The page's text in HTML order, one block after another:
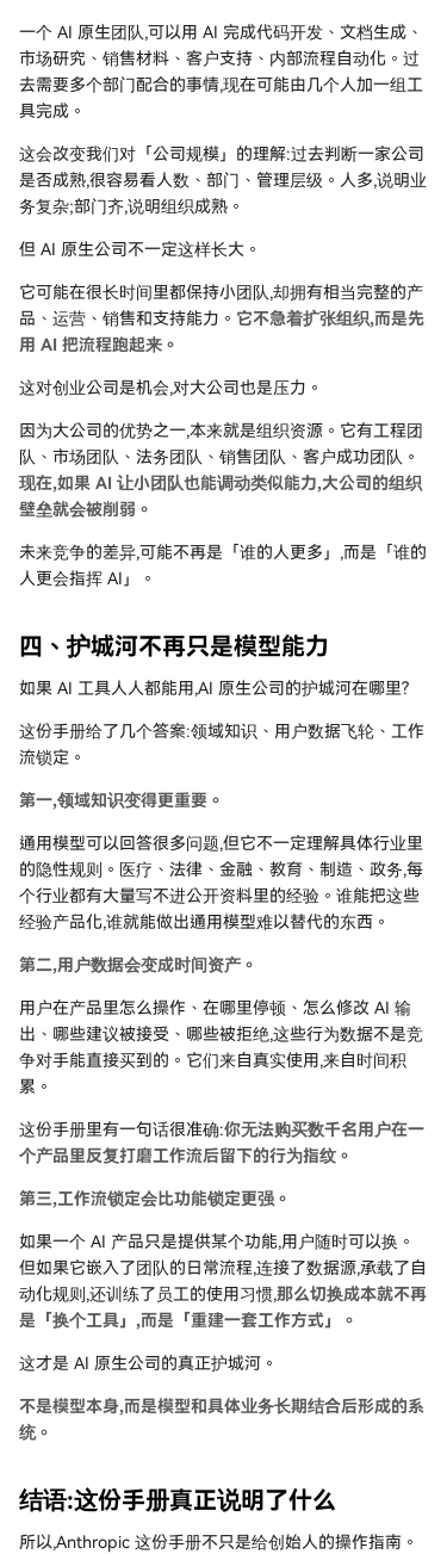
一个 AI 原生团队,可以用 AI 完成代码开发、文档生成、
市场研究、销售材料、客户支持、内部流程自动化。过
去需要多个部门配合的事情,现在可能由几个人加一组工
具完成。
这会改变我们对「公司规模」的理解:过去判断一家公司
是否成熟,很容易看人数、部门、管理层级。人多,说明业
务复杂;部门齐,说明组织成熟。
但 AI 原生公司不一定这样长大。
它可能在很长时间里都保持小团队,却拥有相当完整的产
品、运营、销售和支持能力。 它不急着扩张组织,而是先
用 AI 把流程跑起来。
这对创业公司是机会,对大公司也是压力。
因为大公司的优势之一,本来就是组织资源。它有工程团
队、市场团队、法务团队、销售团队、客户成功团队。
现在,如果 AI 让小团队也能调动类似能力,大公司的组织
壁垒就会被削弱。
未来竞争的差异,可能不再是「谁的人更多」,而是「谁的
人更会指挥 AI」。
四、护城河不再只是模型能力
如果 AI 工具人人都能用,AI 原生公司的护城河在哪里?
这份手册给了几个答案:领域知识、用户数据飞轮、工作
流锁定。
第一,领域知识变得更重要。
通用模型可以回答很多问题,但它不一定理解具体行业里
的隐性规则。医疗、法律、金融、教育、制造、政务,每
个行业都有大量写不进公开资料里的经验。谁能把这些
经验产品化,谁就能做出通用模型难以替代的东西。
第二,用户数据会变成时间资产。
用户在产品里怎么操作、在哪里停顿、怎么修改 AI 输
出、哪些建议被接受、哪些被拒绝,这些行为数据不是竞
争对手能直接买到的。它们来自真实使用,来自时间积
累。
这份手册里有一句话很准确:你无法购买数千名用户在一
个产品里反复打磨工作流后留下的行为指纹。
第三,工作流锁定会比功能锁定更强。
如果一个 AI 产品只是提供某个功能,用户随时可以换。
但如果它嵌入了团队的日常流程,连接了数据源,承载了自
动化规则,还训练了员工的使用习惯,那么切换成本就不再
是「换个工具」,而是「重建一套工作方式」。
这才是 AI 原生公司的真正护城河。
不是模型本身,而是模型和具体业务长期结合后形成的系
统。
结语:这份手册真正说明了什么
所以,Anthropic 这份手册不只是给创始人的操作指南。